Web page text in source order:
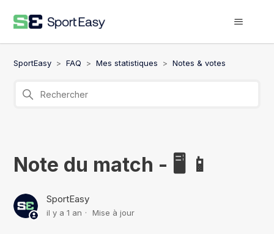
SportEasy FAQ Mes statistiques Notes & votes
Note du match - 🖥️ 📱
SportEasy
il y a 1 an Mise à jour